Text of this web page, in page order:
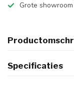
Grote
Specificaties